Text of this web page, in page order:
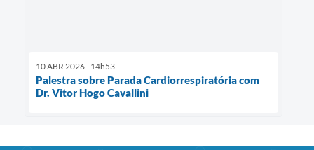
10 ABR 2026 - 14h53
Palestra sobre Parada Cardiorrespiratória com
Dr. Vitor Hogo Cavallini